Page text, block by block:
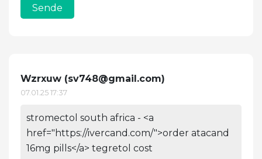
Sende
Wzrxuw (sv748@gmail.com)
07.01.25 17:37
stromectol south africa - <a
href="https://ivercand.com/">order atacand
16mg pills</a> tegretol cost